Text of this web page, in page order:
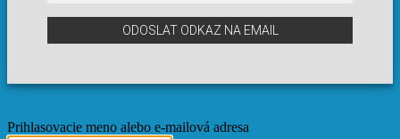
ODOSLAT ODKAZ NA EMAIL
Prihlasovacie meno alebo e-mailová adresa